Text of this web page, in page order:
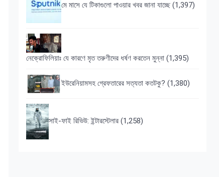
মে মাসে যে টিকাগুলো পাওয়ার খবর জানা যাচ্ছে (1,397)
নেক্রোফিলিয়াঃ যে কারণে মৃত তরুণীদের ধর্ষণ করতেন মুন্না (1,395)
ইউরেনিয়ামসহ গ্রেফতারের সত্যতা কতটকু? (1,380)
সাই-ফাই রিভিউ: ইন্টারস্টেলার (1,258)